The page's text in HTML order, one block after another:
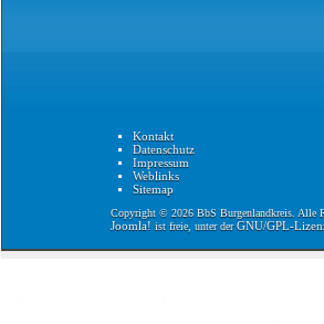
Kontakt
Datenschutz
Impressum
Weblinks
Sitemap
Copyright © 2026 BbS Burgenlandkreis. Alle
Joomla! ist freie, unter derGNU/GPL-